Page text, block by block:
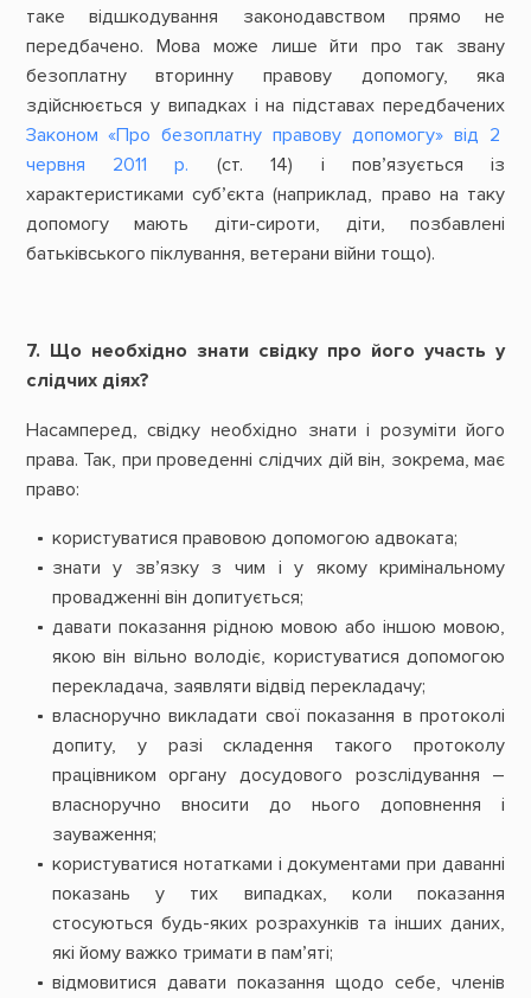
таке відшкодування законодавством прямо не
передбачено. Мова може лише йти про так звану
безоплатну вторинну правову допомогу, яка
здійснюється у випадках і на підставах передбачених
Законом «Про безоплатну правову допомогу» від 2
червня 2011 р. (ст. 14) і пов’язується із
характеристиками суб’єкта (наприклад, право на таку
допомогу мають діти-сироти, діти, позбавлені
батьківського піклування, ветерани війни тощо).
7. Що необхідно знати свідку про його участь у
слідчих діях?
Насамперед, свідку необхідно знати і розуміти його
права. Так, при проведенні слідчих дій він, зокрема, має
право:
користуватися правовою допомогою адвоката;
знати у зв’язку з чим і у якому кримінальному
провадженні він допитується;
давати показання рідною мовою або іншою мовою,
якою він вільно володіє, користуватися допомогою
перекладача, заявляти відвід перекладачу;
власноручно викладати свої показання в протоколі
допиту, у разі складення такого протоколу
працівником органу досудового розслідування –
власноручно вносити до нього доповнення і
зауваження;
користуватися нотатками і документами при даванні
показань у тих випадках, коли показання
стосуються будь-яких розрахунків та інших даних,
які йому важко тримати в пам’яті;
відмовитися давати показання щодо себе, членів